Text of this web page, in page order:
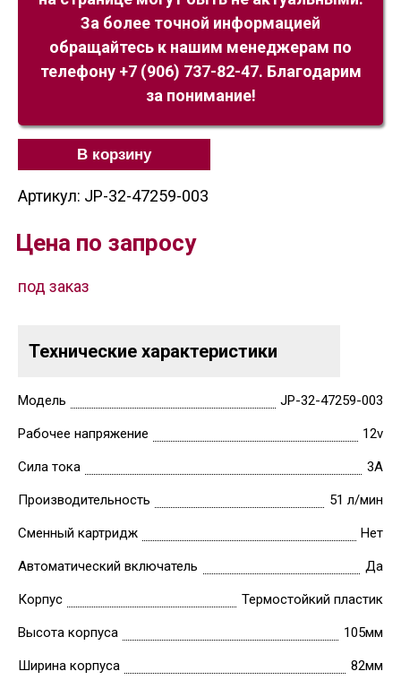
За более точной информацией
обращайтесь к нашим менеджерам по
телефону +7 (906) 737-82-47. Благодарим
за понимание!
В корзину
Артикул: JP-32-47259-003
Цена по запросу
под заказ
Технические характеристики
Модель JP-32-47259-003
Рабочее напряжение 12v
Сила тока 3А
Производительность 51 л/мин
Сменный картридж Нет
Автоматический включатель Да
Корпус Термостойкий пластик
Высота корпуса 105мм
Ширина корпуса 82мм